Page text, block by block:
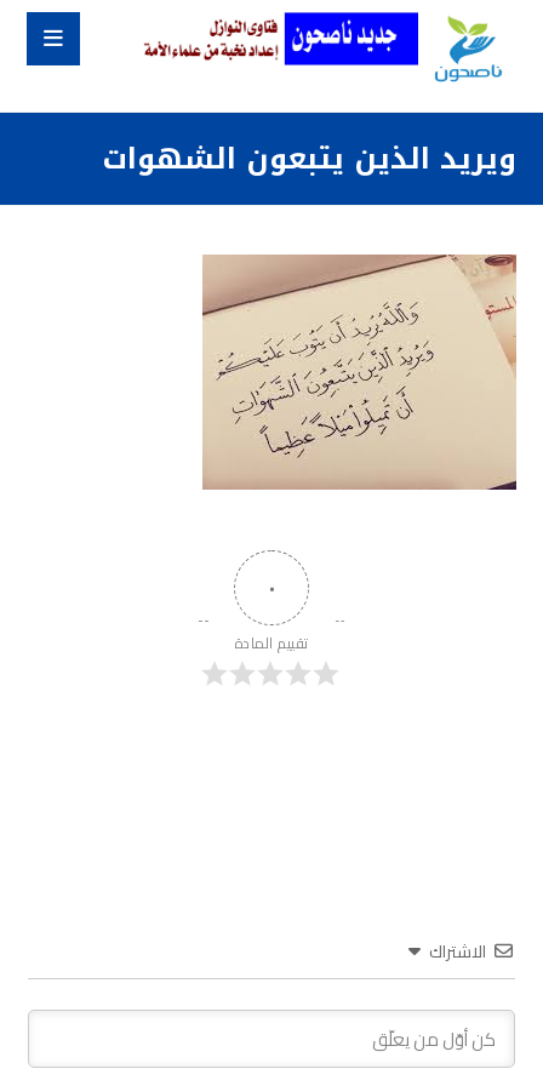
ويريد الذين يتبعون الشهوات
٠
تقييم المادة
الاشتراك